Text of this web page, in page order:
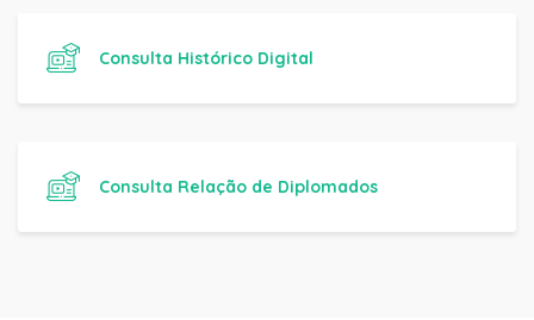
Consulta Histórico Digital
Consulta Relação de Diplomados